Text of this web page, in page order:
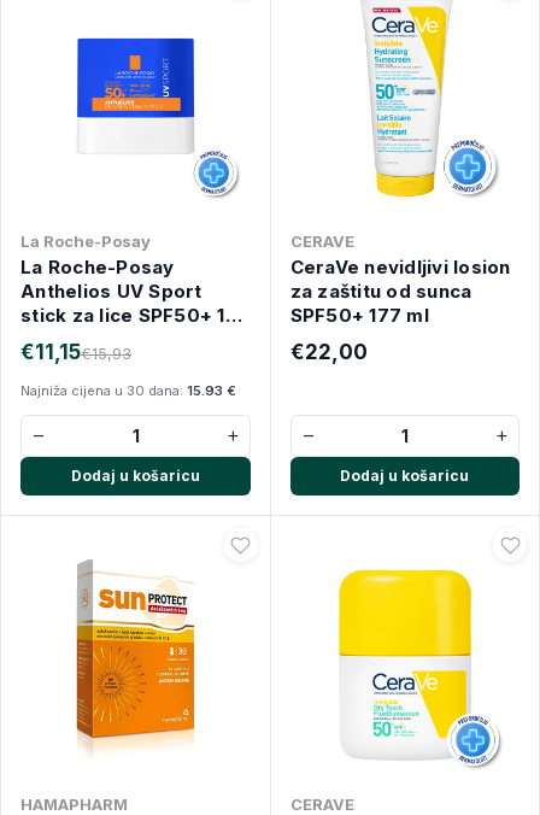
La Roche-Posay
La Roche-Posay
Anthelios UV Sport
stick za lice SPF50+ 10
g
€15,93
€11,15
Najniža cijena u 30 dana: 15.93 €
− +
Dodaj u košaricu
CERAVE
CeraVe nevidljivi losion
za zaštitu od sunca
SPF50+ 177 ml
€22,00
− +
Dodaj u košaricu
HAMAPHARM CERAVE